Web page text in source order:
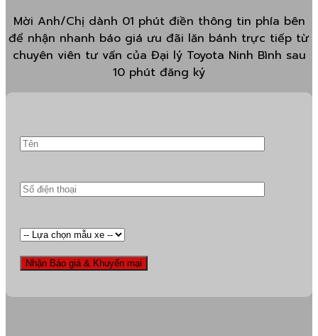
Mời Anh/Chị dành 01 phút điền thông tin phía bên
để nhận nhanh báo giá ưu đãi lăn bánh trực tiếp từ
chuyên viên tư vấn của Đại lý Toyota Ninh Bình sau
10 phút đăng ký